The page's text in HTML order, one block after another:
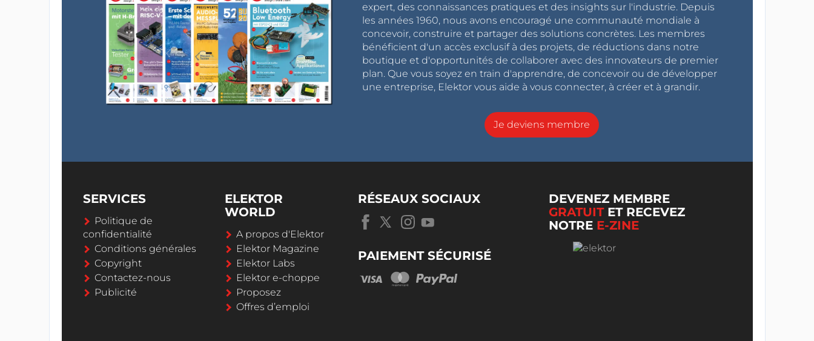
expert, des connaissances pratiques et des insights sur l'industrie. Depuis
les années 1960, nous avons encouragé une communauté mondiale à
concevoir, construire et partager des solutions concrètes. Les membres
bénéficient d'un accès exclusif à des projets, de réductions dans notre
boutique et d'opportunités de collaborer avec des innovateurs de premier
plan. Que vous soyez en train d'apprendre, de concevoir ou de développer
une entreprise, Elektor vous aide à vous connecter, à créer et à grandir.
Je deviens membre
SERVICES
Politique de
confidentialité
Conditions générales
Copyright
Contactez-nous
Publicité
ELEKTOR
WORLD
A propos d'Elektor
Elektor Magazine
Elektor Labs
Elektor e-choppe
Proposez
Offres d’emploi
RÉSEAUX SOCIAUX
PAIEMENT SÉCURISÉ
DEVENEZ MEMBRE
GRATUITET RECEVEZ
NOTRE E-ZINE